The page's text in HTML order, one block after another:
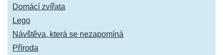
Domácí zvířata
Lego
Návštěva, která se nezapomíná
Příroda